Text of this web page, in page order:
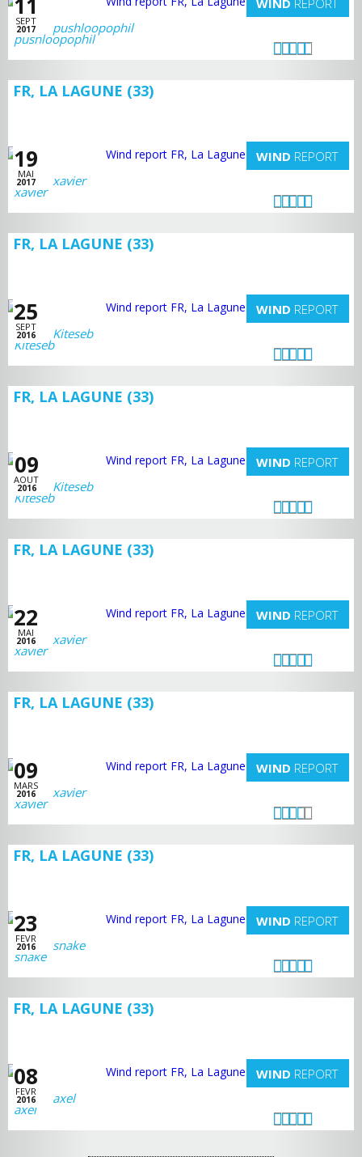
SEPT
2017
WIND REPORT
pushloopophil
FR, LA LAGUNE (33)
19
MAI
2017
WIND REPORT
xavier
FR, LA LAGUNE (33)
25
SEPT
2016
WIND REPORT
Kiteseb
FR, LA LAGUNE (33)
09
AOUT
2016
WIND REPORT
Kiteseb
FR, LA LAGUNE (33)
22
MAI
2016
WIND REPORT
xavier
FR, LA LAGUNE (33)
09
MARS
2016
WIND REPORT
xavier
FR, LA LAGUNE (33)
23
FEVR
2016
WIND REPORT
snake
FR, LA LAGUNE (33)
08
FEVR
2016
WIND REPORT
axel